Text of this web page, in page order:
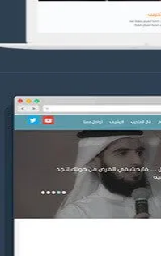
الحزيمي